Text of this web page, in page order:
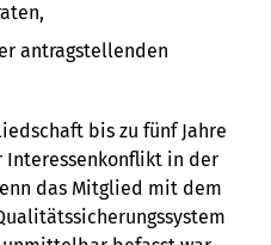
antragstellenden
bis zu fünf Jahre
in der
das Mitglied mit dem